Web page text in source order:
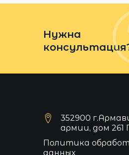
Нужна
352900
армии, дом 261
Политика
данных